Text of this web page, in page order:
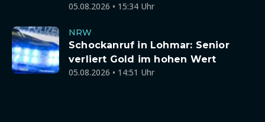
05.08.2026 • 15:34 Uhr
NRW
Schockanruf in Lohmar: Senior
verliert Gold im hohen Wert
05.08.2026 • 14:51 Uhr